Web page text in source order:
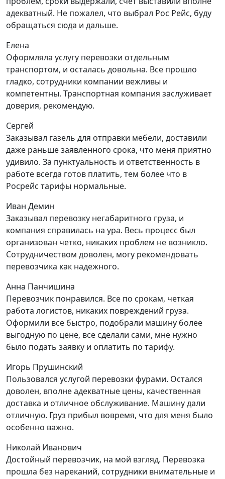
адекватный. Не пожалел, что выбрал Рос Рейс, буду
обращаться сюда и дальше.
Елена
Оформляла услугу перевозки отдельным
транспортом, и осталась довольна. Все прошло
гладко, сотрудники компании вежливы и
компетентны. Транспортная компания заслуживает
доверия, рекомендую.
Сергей
Заказывал газель для отправки мебели, доставили
даже раньше заявленного срока, что меня приятно
удивило. За пунктуальность и ответственность в
работе всегда готов платить, тем более что в
Росрейс тарифы нормальные.
Иван Демин
Заказывал перевозку негабаритного груза, и
компания справилась на ура. Весь процесс был
организован четко, никаких проблем не возникло.
Сотрудничеством доволен, могу рекомендовать
перевозчика как надежного.
Анна Панчишина
Перевозчик понравился. Все по срокам, четкая
работа логистов, никаких повреждений груза.
Оформили все быстро, подобрали машину более
выгодную по цене, все сделали сами, мне нужно
было подать заявку и оплатить по тарифу.
Игорь Прушинский
Пользовался услугой перевозки фурами. Остался
доволен, вполне адекватные цены, качественная
доставка и отличное обслуживание. Машину дали
отличную. Груз прибыл вовремя, что для меня было
особенно важно.
Николай Иванович
Достойный перевозчик, на мой взгляд. Перевозка
прошла без нареканий, сотрудники внимательные и